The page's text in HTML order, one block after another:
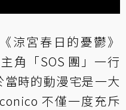
涼宮春日的憂鬱》
角「SOS 團」一行
時的動漫宅是一大
不僅一度充斥